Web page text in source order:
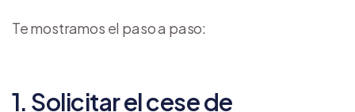
Te mostramos el paso a paso:
1. Solicitar el cese de